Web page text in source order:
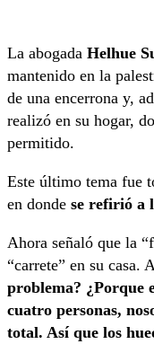
La abogada Helhue
mantenido en la
de una encerrona y,
realizó en su hogar,
permitido.
Este último tema fue
en donde se refirió a
Ahora señaló que la
“carrete” en su casa.
problema? ¿Porque
cuatro personas,
total. Así que los